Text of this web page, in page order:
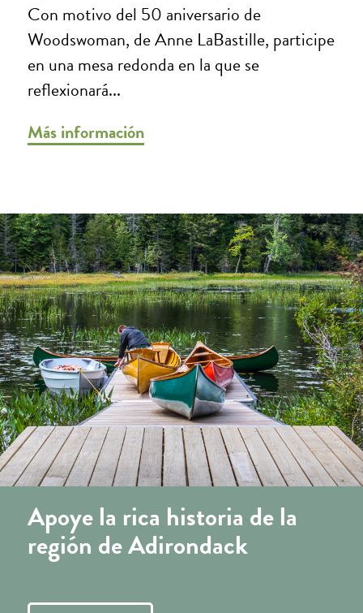
Con motivo del 50 aniversario de
Woodswoman, de Anne LaBastille, participe
en una mesa redonda en la que se
reflexionará...
Más información
Apoye la rica historia de la
región de Adirondack